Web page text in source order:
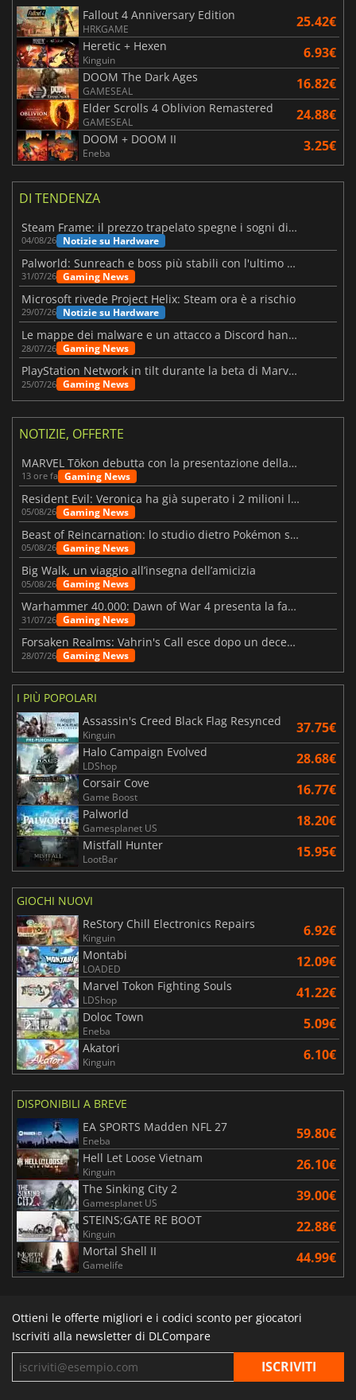
Fallout 4 Anniversary Edition
HRKGAME 25.42€
Heretic + Hexen
Kinguin 6.93€
DOOM The Dark Ages
GAMESEAL 16.82€
Elder Scrolls 4 Oblivion Remastered
GAMESEAL 24.88€
DOOM + DOOM II
Eneba 3.25€
DI TENDENZA
Steam Frame: il prezzo trapelato spegne i sogni di un VR economico
04/08/26 Notizie su Hardware
Palworld: Sunreach e boss più stabili con l'ultimo update
31/07/26 Gaming News
Microsoft rivede Project Helix: Steam ora è a rischio
29/07/26 Notizie su Hardware
Le mappe dei malware e un attacco a Discord hanno colpito Meccha Chameleon
28/07/26 Gaming News
PlayStation Network in tilt durante la beta di Marvel Tōkon
25/07/26 Gaming News
NOTIZIE, OFFERTE
MARVEL Tōkon debutta con la presentazione della roadmap per il primo anno
13 ore fa Gaming News
Resident Evil: Veronica ha già superato i 2 milioni liste dei desideri
05/08/26 Gaming News
Beast of Reincarnation: lo studio dietro Pokémon su una nuova strada
05/08/26 Gaming News
Big Walk, un viaggio all’insegna dell’amicizia
05/08/26 Gaming News
Warhammer 40.000: Dawn of War 4 presenta la fazione dei Necron
31/07/26 Gaming News
Forsaken Realms: Vahrin's Call esce dopo un decennio di sviluppo
28/07/26 Gaming News
I PIÙ POPOLARI
Assassin's Creed Black Flag Resynced
Kinguin 37.75€
Halo Campaign Evolved
LDShop 28.68€
Corsair Cove
Game Boost 16.77€
Palworld
Gamesplanet US 18.20€
Mistfall Hunter
LootBar 15.95€
GIOCHI NUOVI
ReStory Chill Electronics Repairs
Kinguin 6.92€
Montabi
LOADED 12.09€
Marvel Tokon Fighting Souls
LDShop 41.22€
Doloc Town
Eneba 5.09€
Akatori
Kinguin 6.10€
DISPONIBILI A BREVE
EA SPORTS Madden NFL 27
Eneba 59.80€
Hell Let Loose Vietnam
Kinguin 26.10€
The Sinking City 2
Gamesplanet US 39.00€
STEINS;GATE RE BOOT
Kinguin 22.88€
Mortal Shell II
Gamelife 44.99€
Ottieni le offerte migliori e i codici sconto per giocatori
Iscriviti alla newsletter di DLCompare